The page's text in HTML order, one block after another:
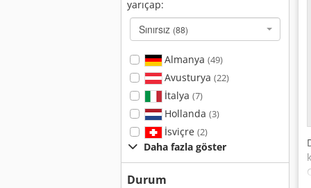
yarıçap:
Sınırsız (88)
Almanya (49)
Avusturya (22)
İtalya (7)
Hollanda (3)
İsviçre (2)
Daha fazla göster
Durum